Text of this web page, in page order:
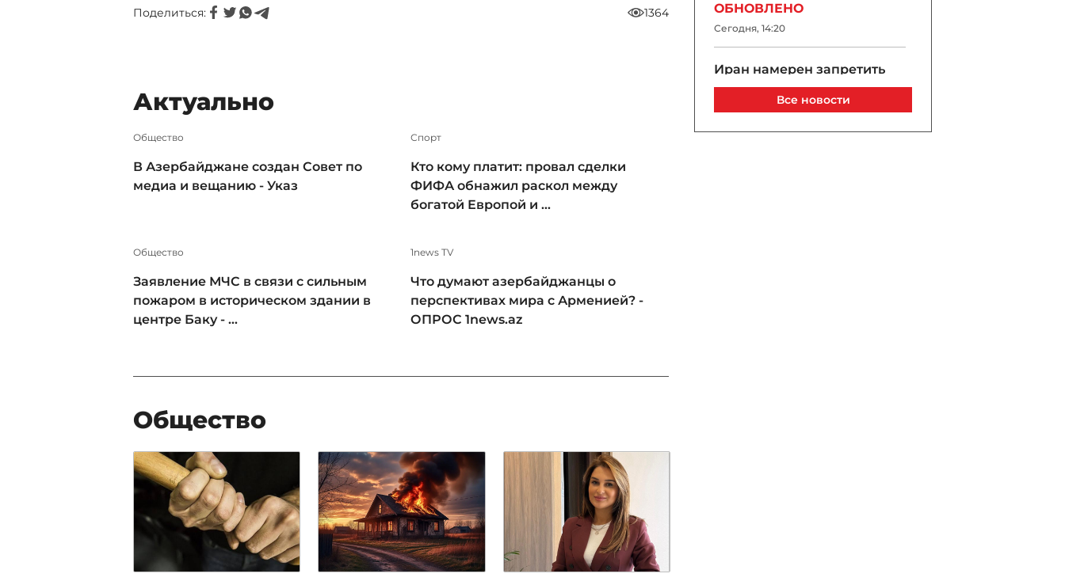
Поделиться: 1364
Актуально
Общество
В Азербайджане создан Совет по
медиа и вещанию - Указ
Спорт
Кто кому платит: провал сделки
ФИФА обнажил раскол между
богатой Европой и ...
Общество
Заявление МЧС в связи с сильным
пожаром в историческом здании в
центре Баку - ...
1news TV
Что думают азербайджанцы о
перспективах мира с Арменией? -
ОПРОС 1news.az
Общество
ОБНОВЛЕНО
Сегодня, 14:20
Иран намерен запретить
судам США и Израиля
проход через Ормуз
Все новости